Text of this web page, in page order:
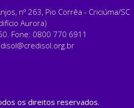
nº 263, Pio Corrêa - Criciúma/SC
Aurora)
Fone: 0800 770 6911
os direitos reservados.